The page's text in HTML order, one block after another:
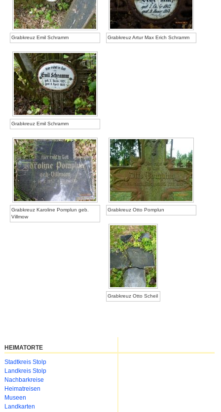
Grabkreuz Emil Schramm Grabkreuz Artur Max Erich Schramm
Grabkreuz Emil Schramm
Grabkreuz Karoline Pomplun geb.
Villmow
Grabkreuz Otto Pomplun
Grabkreuz Otto Scheil
HEIMATORTE
Navigation
überspringen
Stadtkreis Stolp
Landkreis Stolp
Nachbarkreise
Heimatreisen
Museen
Landkarten